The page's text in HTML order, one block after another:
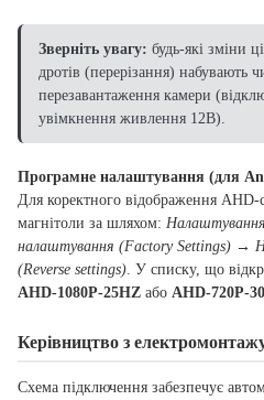
Зверніть увагу: будь-які зміни
дротів (перерізання) набувають
перезавантаження камери
увімкнення живлення 12В).
Програмне налаштування (для
Для коректного відображення
магнітоли за шляхом:
налаштування (Factory Settings) →
(Reverse settings) . У списку, що
AHD-1080P-25HZ або AHD-720P-
Керівництво з
Схема підключення забезпечує